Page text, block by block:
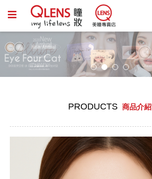
PRODUCTS 商品介紹